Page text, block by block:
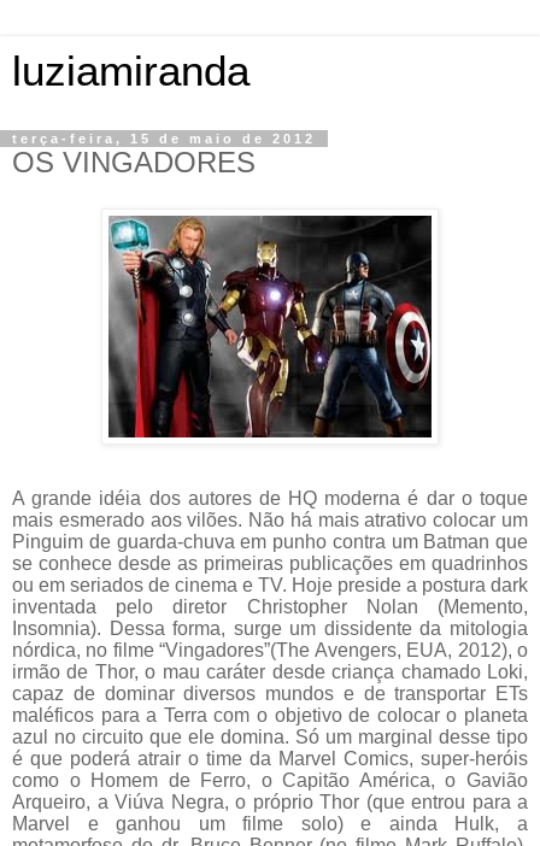
luziamiranda
terça-feira, 15 de maio de 2012
OS VINGADORES
A grande idéia dos autores de HQ moderna é dar o toque
mais esmerado aos vilões. Não há mais atrativo colocar um
Pinguim de guarda-chuva em punho contra um Batman que
se conhece desde as primeiras publicações em quadrinhos
ou em seriados de cinema e TV. Hoje preside a postura dark
inventada pelo diretor Christopher Nolan (Memento,
Insomnia). Dessa forma, surge um dissidente da mitologia
nórdica, no filme “Vingadores”(The Avengers, EUA, 2012), o
irmão de Thor, o mau caráter desde criança chamado Loki,
capaz de dominar diversos mundos e de transportar ETs
maléficos para a Terra com o objetivo de colocar o planeta
azul no circuito que ele domina. Só um marginal desse tipo
é que poderá atrair o time da Marvel Comics, super-heróis
como o Homem de Ferro, o Capitão América, o Gavião
Arqueiro, a Viúva Negra, o próprio Thor (que entrou para a
Marvel e ganhou um filme solo) e ainda Hulk, a